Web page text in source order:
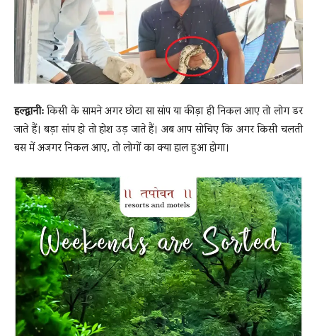
News
LIVE
हल्द्वानी:किसी के सामने अगर छोटा सा सांप या कीड़ा ही निकल आए तो लोग डर
जाते हैं। बड़ा सांप हो तो होश उड़ जाते हैं। अब आप सोचिए कि अगर किसी चलती
बस में अजगर निकल आए, तो लोगों का क्या हाल हुआ होगा।